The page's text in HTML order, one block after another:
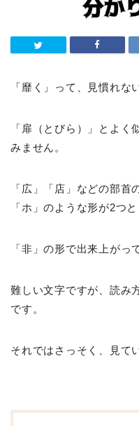
「靡く」って、見慣れな
「扉（とびら）」とよ
みません。
「広」「店」などの部
「ホ」のような形が2つと
「非」の形で出来上がっ
難しい文字ですが、読み
です。
それではさっそく、見て